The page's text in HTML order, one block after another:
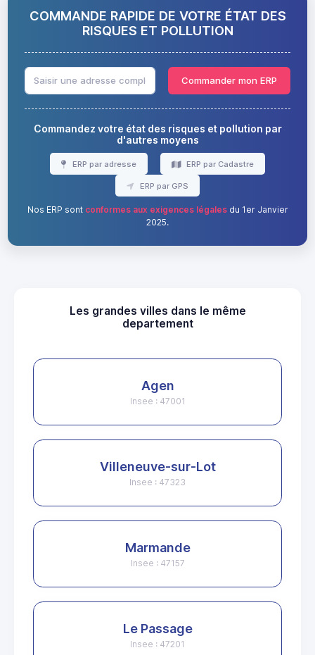
COMMANDE RAPIDE DE VOTRE ÉTAT DES
RISQUES ET POLLUTION
Commander mon ERP
Commandez votre état des risques et pollution par
d'autres moyens
ERP par adresse ERP par Cadastre
ERP par GPS
Nos ERP sont conformes aux exigences légalesdu 1er Janvier
2025.
Les grandes villes dans le même
departement
Agen
Insee : 47001
Villeneuve-sur-Lot
Insee : 47323
Marmande
Insee : 47157
Le Passage
Insee : 47201